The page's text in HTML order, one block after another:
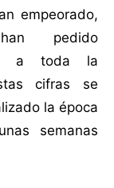
empeorado,
pedido
a toda la
cifras se
la época
semanas